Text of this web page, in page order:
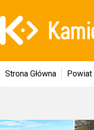
Strona Główna Powiat